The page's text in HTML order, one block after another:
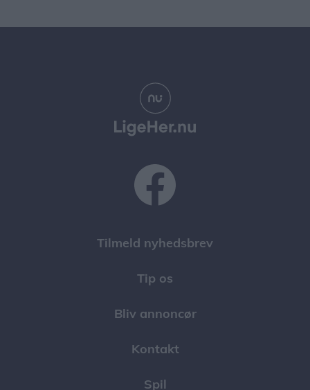
Tilmeld nyhedsbrev
Tip os
Bliv annoncør
Kontakt
Spil